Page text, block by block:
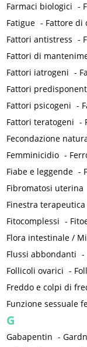
Farmaci biologici -
Fatigue - Fattore di
Fattori antistress -
Fattori di
Fattori iatrogeni -
Fattori
Fattori psicogeni -
Fattori teratogeni -
Fecondazione
Femminicidio -
Fiabe e leggende -
Fibromatosi uterina
Finestra terapeutica
Fitocomplessi -
Flora intestinale /
Flussi abbondanti -
Follicoli ovarici -
Freddo e colpi di
Funzione sessuale
G
Gabapentin -